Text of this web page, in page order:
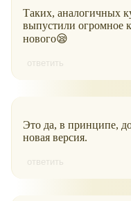
Таких, аналогичных
выпустили огромное
нового😪
ответить
Это да, в принципе,
новая версия.
ответить